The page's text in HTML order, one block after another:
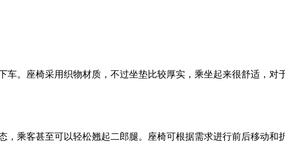
。座椅采用织物材质，不过坐垫比较厚实，乘坐起来很舒适，对
乘客甚至可以轻松翘起二郎腿。座椅可根据需求进行前后移动和